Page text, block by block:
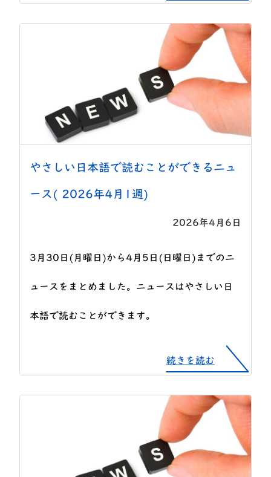
やさしい日本語で読むことができるニュ
ース( 2026年4月1週)
2026年4月6日
3月30日(月曜日)から4月5日(日曜日)までのニ
ュースをまとめました。ニュースはやさしい日
本語で読むことができます。
続きを読む